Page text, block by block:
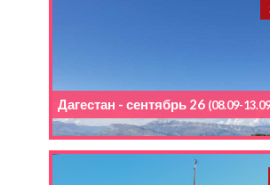
Дагестан - сентябрь 26 (08.09-